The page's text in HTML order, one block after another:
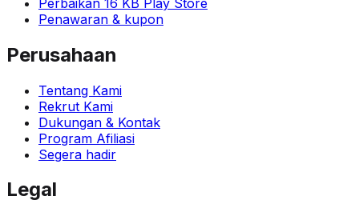
Penawaran & kupon
Perusahaan
Tentang Kami
Rekrut Kami
Dukungan & Kontak
Program Afiliasi
Segera hadir
Legal